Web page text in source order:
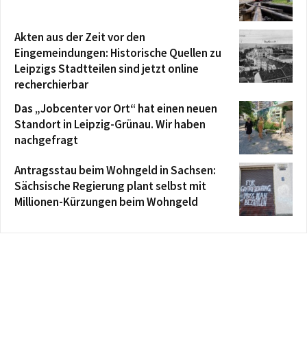
Akten aus der Zeit vor den
Eingemeindungen: Historische Quellen zu
Leipzigs Stadtteilen sind jetzt online
recherchierbar
Das „Jobcenter vor Ort“ hat einen neuen
Standort in Leipzig-Grünau. Wir haben
nachgefragt
Antragsstau beim Wohngeld in Sachsen:
Sächsische Regierung plant selbst mit
Millionen-Kürzungen beim Wohngeld